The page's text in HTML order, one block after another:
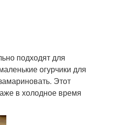
подходят для
огурчики для
Этот
в холодное время